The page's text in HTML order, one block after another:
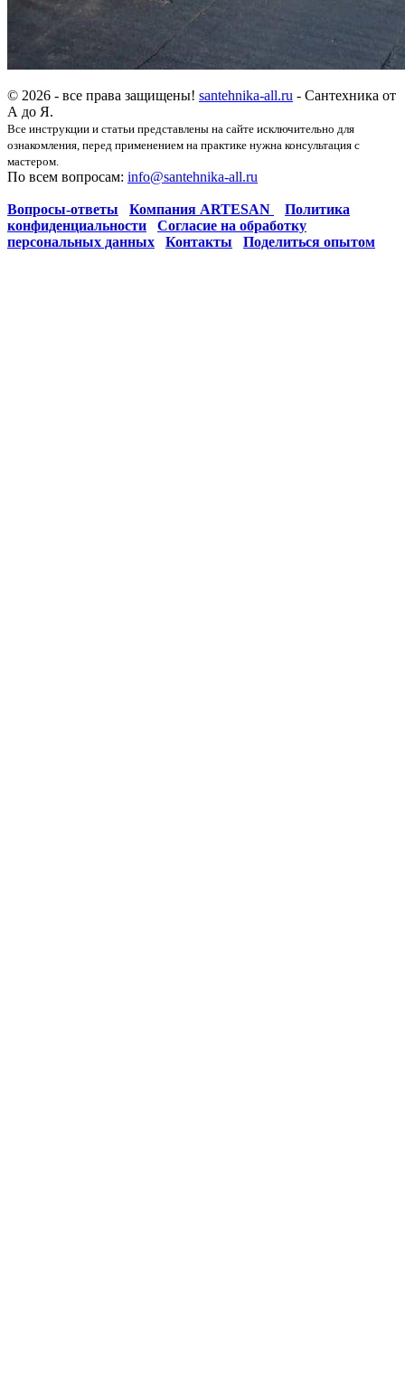
© 2026 - все права защищены! santehnika-all.ru - Сантехника от
А до Я.
Все инструкции и статьи представлены на сайте исключительно для
ознакомления, перед применением на практике нужна консультация с
мастером.
По всем вопросам: info@santehnika-all.ru
Вопросы-ответы Компания ARTESAN
Политика
конфиденциальности
Согласие на обработку
персональных данных
Контакты Поделиться опытом